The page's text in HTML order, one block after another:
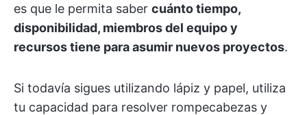
es que le permita saber cuánto tiempo,
disponibilidad, miembros del equipo y
recursos tiene para asumir nuevos proyectos.
Si todavía sigues utilizando lápiz y papel, utiliza
tu capacidad para resolver rompecabezas y